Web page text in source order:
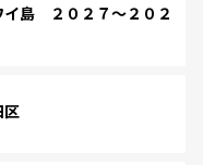
島 ２０２７～２０２